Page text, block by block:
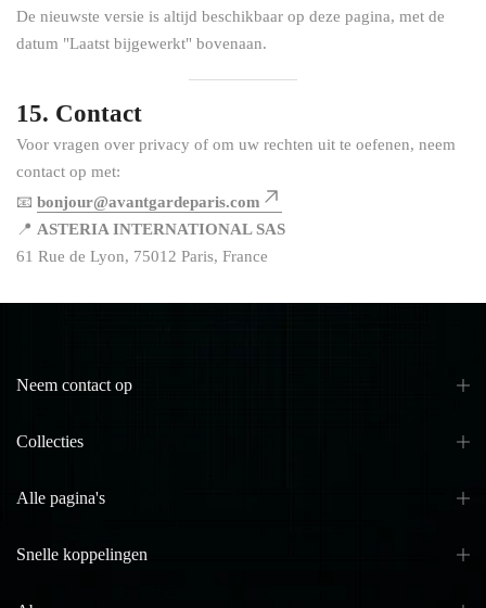
De nieuwste versie is altijd beschikbaar op deze pagina, met de
datum "Laatst bijgewerkt" bovenaan.
15. Contact
Voor vragen over privacy of om uw rechten uit te oefenen, neem
contact op met:
📧 bonjour@avantgardeparis.com
📍 ASTERIA INTERNATIONAL SAS
61 Rue de Lyon, 75012 Paris, France
Neem contact op
Collecties
Alle pagina's
Snelle koppelingen